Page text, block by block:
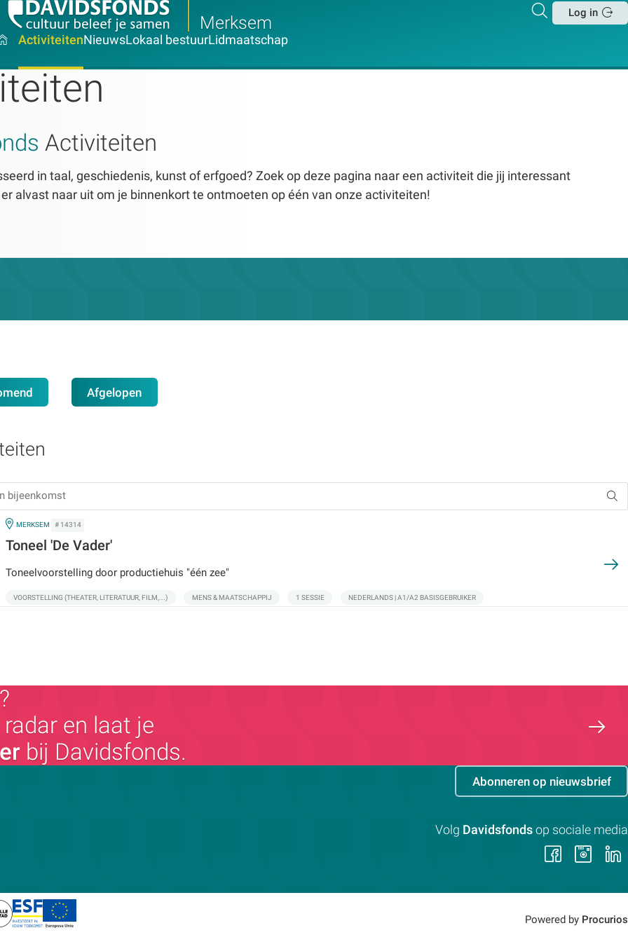
Merksem
Zoeken
Log in
ActiviteitenNieuwsLokaal bestuurLidmaatschap
Activiteiten
in taal, geschiedenis, kunst of erfgoed? Zoek op deze pagina naar een activiteit die jij interessant
alvast naar uit om je binnenkort te ontmoeten op één van onze activiteiten!
Afgelopen
IN
MERKSEM # 14314
Toneel 'De Vader'
Toneelvoorstelling door productiehuis "één zee"
VOORSTELLING (THEATER, LITERATUUR, FILM,...) MENS & MAATSCHAPPIJ 1 SESSIE NEDERLANDS | A1/A2 BASISGEBRUIKER
en laat je
bij Davidsfonds.
Abonneren op nieuwsbrief
Volg Davidsfonds op sociale media
Volg
op op
Powered by Procurios